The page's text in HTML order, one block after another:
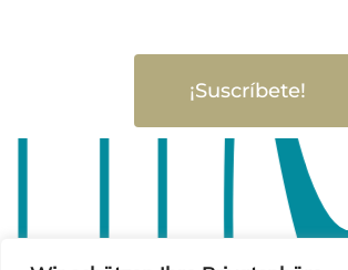
¡Suscríbete!